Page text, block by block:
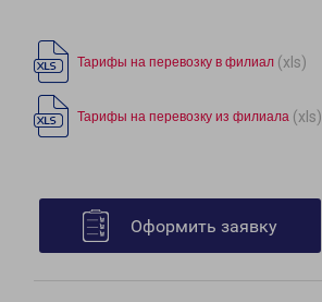
Тарифы на перевозку в филиал (xls)
Тарифы на перевозку из филиала (xls)
Оформить заявку